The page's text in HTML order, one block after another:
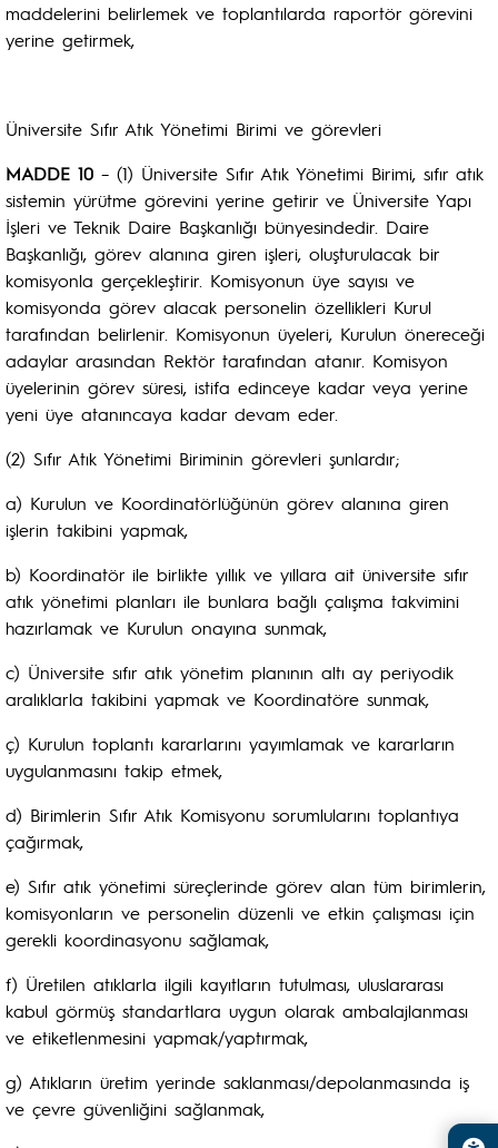
maddelerini belirlemek ve toplantılarda raportör görevini
yerine getirmek,
Üniversite Sıfır Atık Yönetimi Birimi ve görevleri
MADDE 10 – (1) Üniversite Sıfır Atık Yönetimi Birimi, sıfır atık
sistemin yürütme görevini yerine getirir ve Üniversite Yapı
İşleri ve Teknik Daire Başkanlığı bünyesindedir. Daire
Başkanlığı, görev alanına giren işleri, oluşturulacak bir
komisyonla gerçekleştirir. Komisyonun üye sayısı ve
komisyonda görev alacak personelin özellikleri Kurul
tarafından belirlenir. Komisyonun üyeleri, Kurulun önereceği
adaylar arasından Rektör tarafından atanır. Komisyon
üyelerinin görev süresi, istifa edinceye kadar veya yerine
yeni üye atanıncaya kadar devam eder.
(2) Sıfır Atık Yönetimi Biriminin görevleri şunlardır;
a) Kurulun ve Koordinatörlüğünün görev alanına giren
işlerin takibini yapmak,
b) Koordinatör ile birlikte yıllık ve yıllara ait üniversite sıfır
atık yönetimi planları ile bunlara bağlı çalışma takvimini
hazırlamak ve Kurulun onayına sunmak,
c) Üniversite sıfır atık yönetim planının altı ay periyodik
aralıklarla takibini yapmak ve Koordinatöre sunmak,
ç) Kurulun toplantı kararlarını yayımlamak ve kararların
uygulanmasını takip etmek,
d) Birimlerin Sıfır Atık Komisyonu sorumlularını toplantıya
çağırmak,
e) Sıfır atık yönetimi süreçlerinde görev alan tüm birimlerin,
komisyonların ve personelin düzenli ve etkin çalışması için
gerekli koordinasyonu sağlamak,
f) Üretilen atıklarla ilgili kayıtların tutulması, uluslararası
kabul görmüş standartlara uygun olarak ambalajlanması
ve etiketlenmesini yapmak/yaptırmak,
g) Atıkların üretim yerinde saklanması/depolanmasında iş
ve çevre güvenliğini sağlanmak,